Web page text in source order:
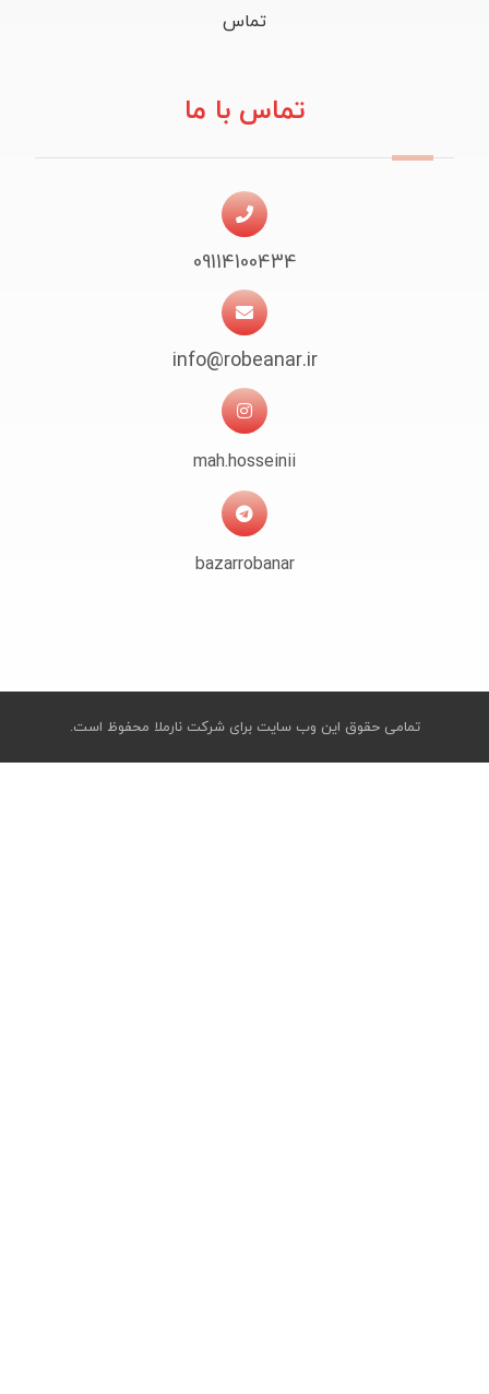
تماس
تماس با ما
09114100434
info@robeanar.ir
mah.hosseinii
bazarrobanar
تمامی حقوق این وب سایت برای شرکت نارملا محفوظ است.